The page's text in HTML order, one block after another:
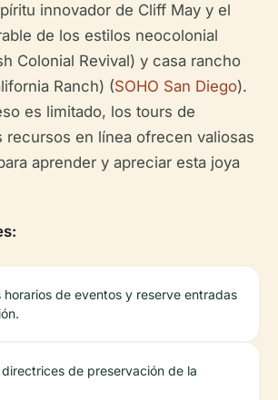
innovador de Cliff May y el
de los estilos neocolonial
Colonial Revival) y casa rancho
Ranch) (SOHO San Diego).
es limitado, los tours de
recursos en línea ofrecen valiosas
aprender y apreciar esta joya
horarios de eventos y reserve entradas
directrices de preservación de la